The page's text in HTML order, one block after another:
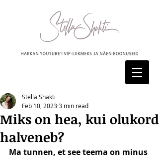
Miks on hea, kui olukord
halveneb?
Stella Shakti
Feb 10, 20233 min read
Ma tunnen, et see teema on minus